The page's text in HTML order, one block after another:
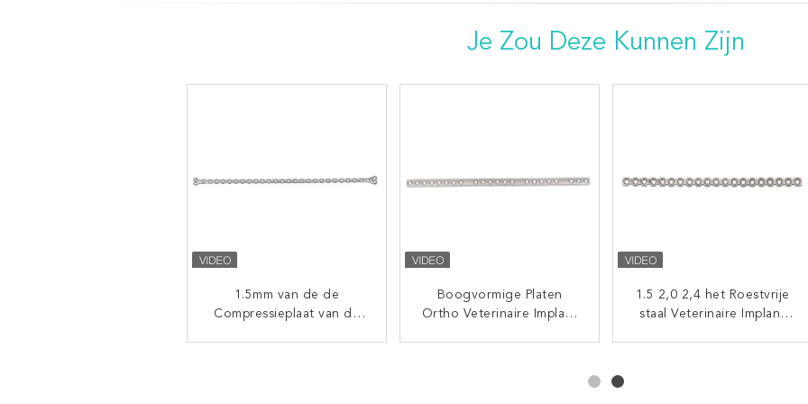
Je Zou Deze Kunnen Zijn
1.5mm van de de
Compressieplaat van de
Boogvormige Platen
Ortho Veterinaire Implant
1.5 2,0 2,4 het Roestvrije
staal Veterinaire Implant
Orthopedische
zelfvergrendelbare
Veterinaire orthopedische
1.5 mm 19.2 Acetabulaire
Veterinaire
Orthopedische Implants